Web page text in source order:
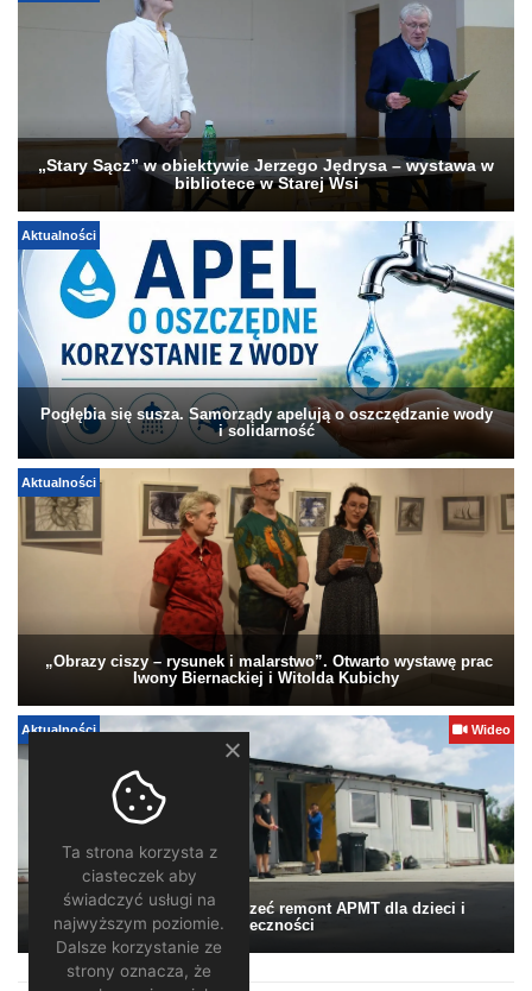
„Stary Sącz” w obiektywie Jerzego Jędrysa – wystawa w
bibliotece w Starej Wsi
Aktualności
Pogłębia się susza. Samorządy apelują o oszczędzanie wody
i solidarność
Aktualności
„Obrazy ciszy – rysunek i malarstwo”. Otwarto wystawę prac
Iwony Biernackiej i Witolda Kubichy
Aktualności Wideo
Pomagamy. Warto wesprzeć remont APMT dla dzieci i
społeczności
Ta strona korzysta z
ciasteczek aby
świadczyć usługi na
najwyższym poziomie.
Dalsze korzystanie ze
strony oznacza, że